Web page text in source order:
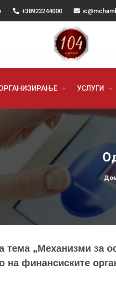
+38923244000
УСЛУГИ
тема „Механизми за
на финансиските